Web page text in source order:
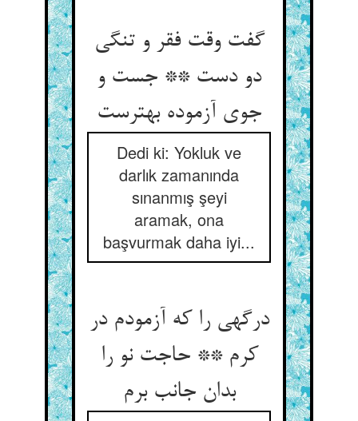
گفت وقت فقر و تنگی
دو دست ** جست و
جوی آزموده بهترست
Dedi ki: Yokluk ve
darlık zamanında
sınanmış şeyi
aramak, ona
başvurmak daha iyi...
درگهی را که آزمودم در
کرم ** حاجت نو را
بدان جانب برم